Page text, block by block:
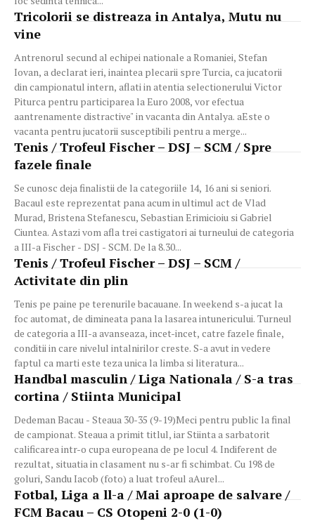
Tricolorii se distreaza in Antalya, Mutu nu
vine
Antrenorul secund al echipei nationale a Romaniei, Stefan
Iovan, a declarat ieri, inaintea plecarii spre Turcia, ca jucatorii
din campionatul intern, aflati in atentia selectionerului Victor
Piturca pentru participarea la Euro 2008, vor efectua
aantrenamente distractive" in vacanta din Antalya. aEste o
vacanta pentru jucatorii susceptibili pentru a merge...
Tenis / Trofeul Fischer – DSJ – SCM / Spre
fazele finale
Se cunosc deja finalistii de la categoriile 14, 16 ani si seniori.
Bacaul este reprezentat pana acum in ultimul act de Vlad
Murad, Bristena Stefanescu, Sebastian Erimicioiu si Gabriel
Ciuntea. Astazi vom afla trei castigatori ai turneului de categoria
a III-a Fischer - DSJ - SCM. De la 8.30...
Tenis / Trofeul Fischer – DSJ – SCM /
Activitate din plin
Tenis pe paine pe terenurile bacauane. In weekend s-a jucat la
foc automat, de dimineata pana la lasarea intunericului. Turneul
de categoria a III-a avanseaza, incet-incet, catre fazele finale,
conditii in care nivelul intalnirilor creste. S-a avut in vedere
faptul ca marti este teza unica la limba si literatura...
Handbal masculin / Liga Nationala / S-a tras
cortina / Stiinta Municipal
Dedeman Bacau - Steaua 30-35 (9-19)Meci pentru public la final
de campionat. Steaua a primit titlul, iar Stiinta a sarbatorit
calificarea intr-o cupa europeana de pe locul 4. Indiferent de
rezultat, situatia in clasament nu s-ar fi schimbat. Cu 198 de
goluri, Sandu Iacob (foto) a luat trofeul aAurel...
Fotbal, Liga a ll-a / Mai aproape de salvare /
FCM Bacau – CS Otopeni 2-0 (1-0)